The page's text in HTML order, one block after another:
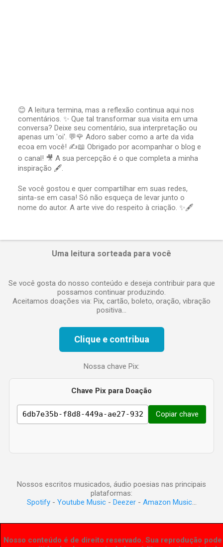
P
o
s
t
a
r
u
c
o
m
😊 A leitura termina, mas a reflexão continua aqui nos
comentários. ✨ Que tal transformar sua visita em uma
conversa? Deixe seu comentário, sua interpretação ou
apenas um 'oi'. 💬🌹 Adoro saber como a arte da vida
ecoa em você! ✍️📖 Obrigado por acompanhar o blog e
o canal! 🎥 A sua percepção é o que completa a minha
inspiração 🖋️.
Se você gostou e quer compartilhar em suas redes,
sinta-se em casa! Só não esqueça de levar junto o
nome do autor. A arte vive do respeito à criação. ✨🖋️
Uma leitura sorteada para você
Se você gosta do nosso conteúdo e deseja contribuir para que
possamos continuar produzindo.
Aceitamos doações via: Pix, cartão, boleto, oração, vibração
positiva...
Clique e contribua
Nossa chave Pix:
Chave Pix para Doação
Copiar chave
Nossos escritos musicados, áudio poesias nas principais
plataformas:
Spotify- Youtube Music- Deezer- Amazon Music...
Nosso conteúdo é de direito reservado. Sua reprodução pode